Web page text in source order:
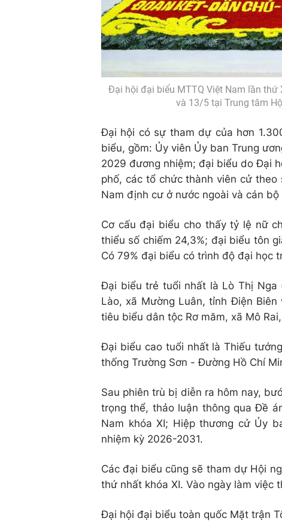
Đại hội đại biểu MTTQ Việt Nam lần thứ
và 13/5 tại Trung tâm
Đại hội có sự tham dự của hơn
biểu, gồm: Ủy viên Ủy ban Trung
2029 đương nhiệm; đại biểu do Đại
phố, các tổ chức thành viên cử
Nam định cư ở nước ngoài và cán
Cơ cấu đại biểu cho thấy tỷ lệ nữ
thiểu số chiếm 24,3%; đại biểu tôn
Có 79% đại biểu có trình độ đại học
Đại biểu trẻ tuổi nhất là Lò Thị
Lào, xã Mường Luân, tỉnh Điện
tiêu biểu dân tộc Rơ măm, xã Mô
Đại biểu cao tuổi nhất là Thiếu
thống Trường Sơn - Đường Hồ Chí
Sau phiên trù bị diễn ra hôm nay,
trọng thể, thảo luận thông qua Đề
Nam khóa XI; Hiệp thương cử Ủy
nhiệm kỳ 2026-2031.
Các đại biểu cũng sẽ tham dự Hội
thứ nhất khóa XI. Vào ngày làm việc
Đại hội đại biểu toàn quốc Mặt trận